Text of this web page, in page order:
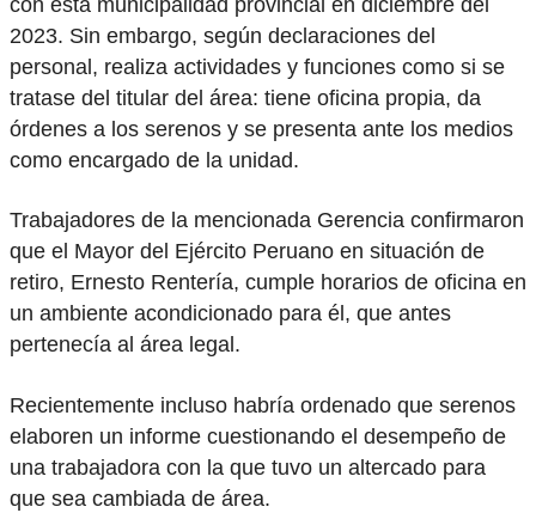
2023. Sin embargo, según declaraciones del
personal, realiza actividades y funciones como si se
tratase del titular del área: tiene oficina propia, da
órdenes a los serenos y se presenta ante los medios
como encargado de la unidad.
Trabajadores de la mencionada Gerencia confirmaron
que el Mayor del Ejército Peruano en situación de
retiro, Ernesto Rentería, cumple horarios de oficina en
un ambiente acondicionado para él, que antes
pertenecía al área legal.
Recientemente incluso habría ordenado que serenos
elaboren un informe cuestionando el desempeño de
una trabajadora con la que tuvo un altercado para
que sea cambiada de área.